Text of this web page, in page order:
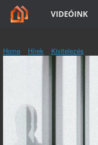
VIDEÓINK
Home Hírek Kivitelezés